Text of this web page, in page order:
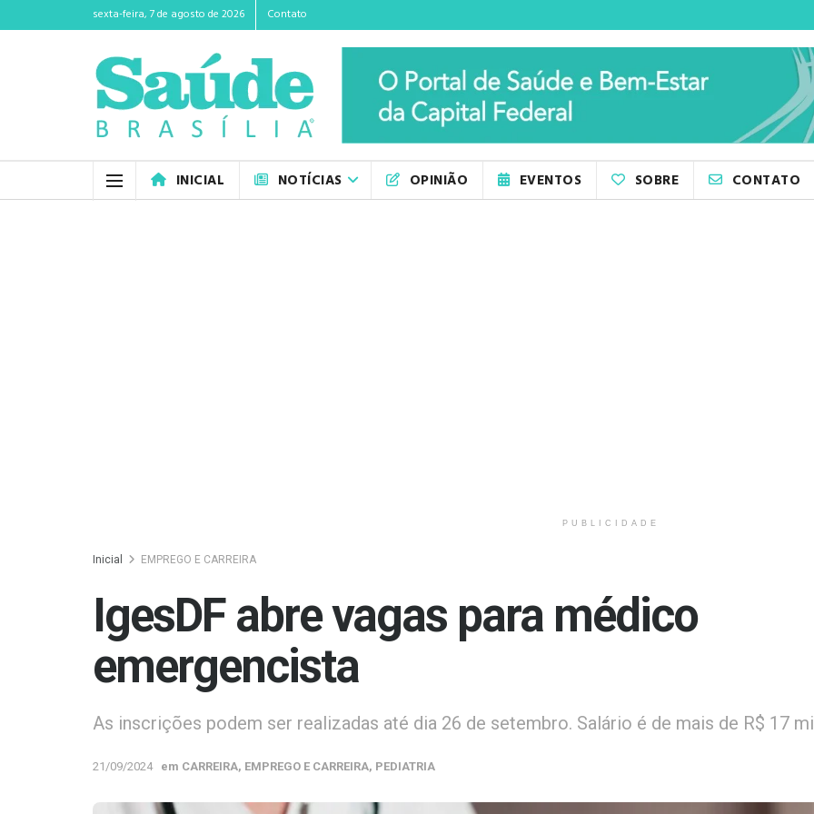
sexta-feira, 7 de agosto de 2026 Contato
INICIAL NOTÍCIAS OPINIÃO EVENTOS SOBRE CONTATO
PUBLICIDADE
Inicial EMPREGO E CARREIRA
IgesDF abre vagas para médico
emergencista
As inscrições podem ser realizadas até dia 26 de setembro. Salário é de mais de R$ 17
21/09/2024 em CARREIRA, EMPREGO E CARREIRA, PEDIATRIA